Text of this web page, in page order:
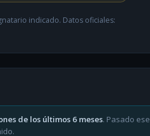
indicado. Datos oficiales:
de los últimos 6 meses. Pasado